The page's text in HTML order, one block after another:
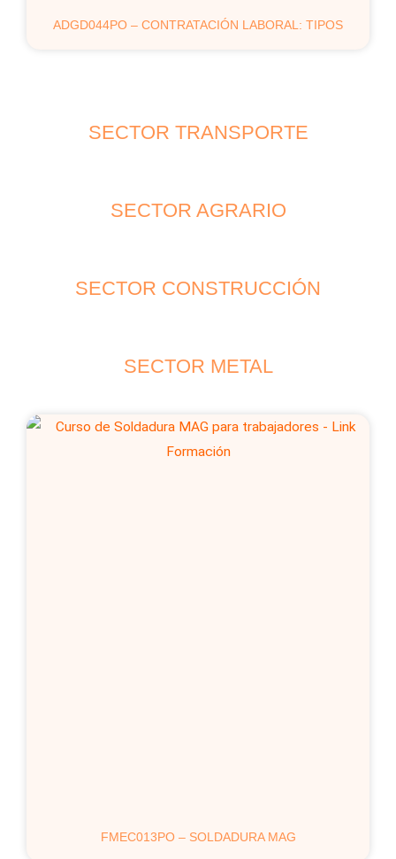
ADGD044PO – CONTRATACIÓN LABORAL: TIPOS
SECTOR TRANSPORTE
SECTOR AGRARIO
SECTOR CONSTRUCCIÓN
SECTOR METAL
FMEC013PO – SOLDADURA MAG